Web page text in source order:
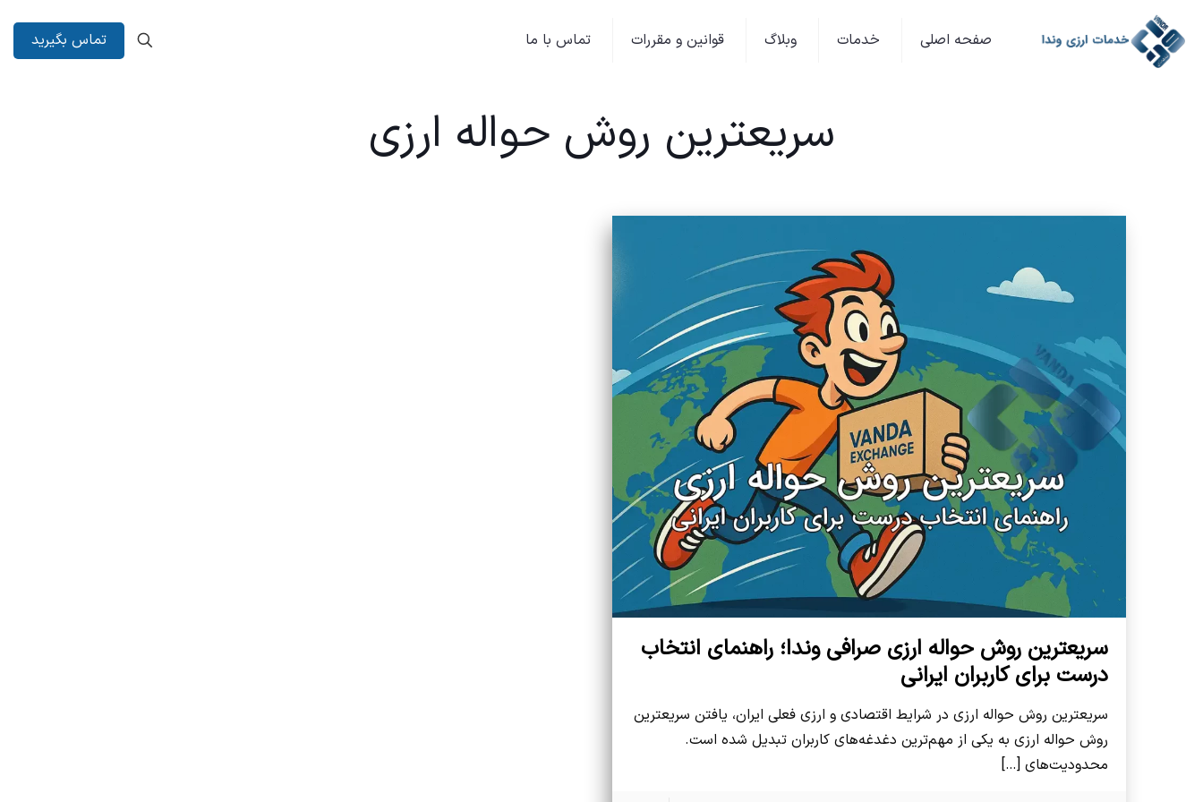
صفحه اصلی خدمات وبلاگ قوانین و مقررات تماس با ما تماس بگیرید
سریعترین روش حواله ارزی
سریعترین روش حواله ارزی صرافی وندا؛ راهنمای انتخاب
درست برای کاربران ایرانی
سریعترین روش حواله ارزی در شرایط اقتصادی و ارزی فعلی ایران، یافتن سریعترین
روش حواله ارزی به یکی از مهم‌ترین دغدغه‌های کاربران تبدیل شده است.
محدودیت‌های[…]